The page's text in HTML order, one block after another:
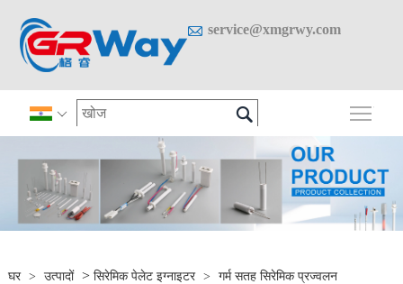
 service@xmgrwy.com
  मुख्य
घर > उत्पादों > सिरेमिक पेलेट इग्नाइटर > गर्म सतह सिरेमिक प्रज्वलन